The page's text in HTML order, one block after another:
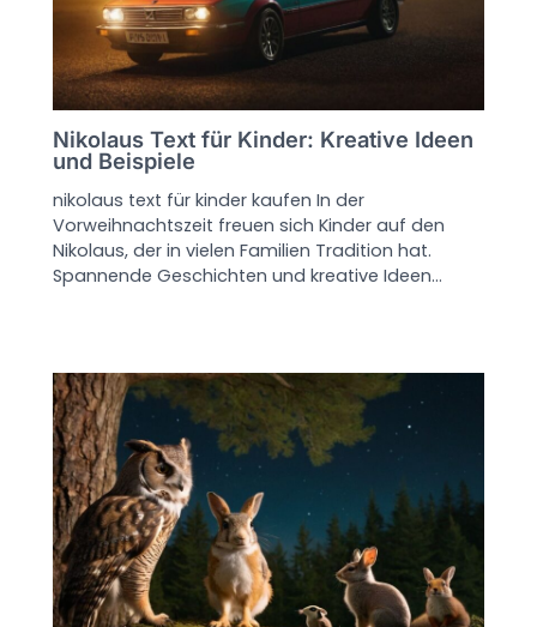
Nikolaus Text für Kinder: Kreative Ideen
und Beispiele
nikolaus text für kinder kaufen In der
Vorweihnachtszeit freuen sich Kinder auf den
Nikolaus, der in vielen Familien Tradition hat.
Spannende Geschichten und kreative Ideen…